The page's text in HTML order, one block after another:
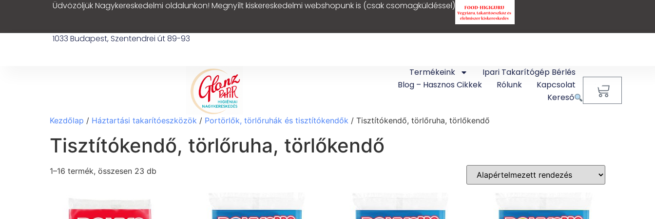
Üdvözöljük Nagykereskedelmi oldalunkon! Megnyílt kiskereskedelmi webshopunk is (csak csomagküldéssel)
1033 Budapest, Szentendrei út 89-93
Termékeink
Ipari Takarítógép Bérlés
Blog – Hasznos Cikkek
Rólunk
Kapcsolat
Kereső
Kezdőlap / Háztartási takarítóeszközök / Portörlők, törlőruhák és tisztítókendők / Tisztítókendő, törlőruha, törlőkendő
Tisztítókendő, törlőruha, törlőkendő
1–16 termék, összesen 23 db